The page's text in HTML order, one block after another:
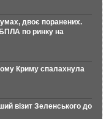
двоє поранених.
по ринку на
Криму спалахнула
візит Зеленського до